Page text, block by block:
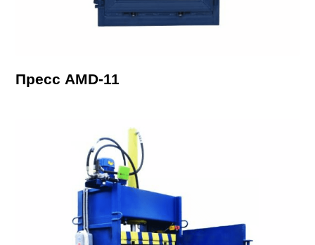
Пресс AMD-11